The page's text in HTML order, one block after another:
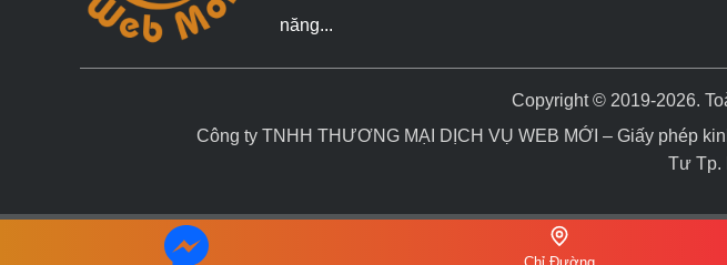
năng...
Copyright © 2019-2026.
Công ty TNHH THƯƠNG MẠI DỊCH VỤ WEB MỚI – Giấy phép
Tư Tp.